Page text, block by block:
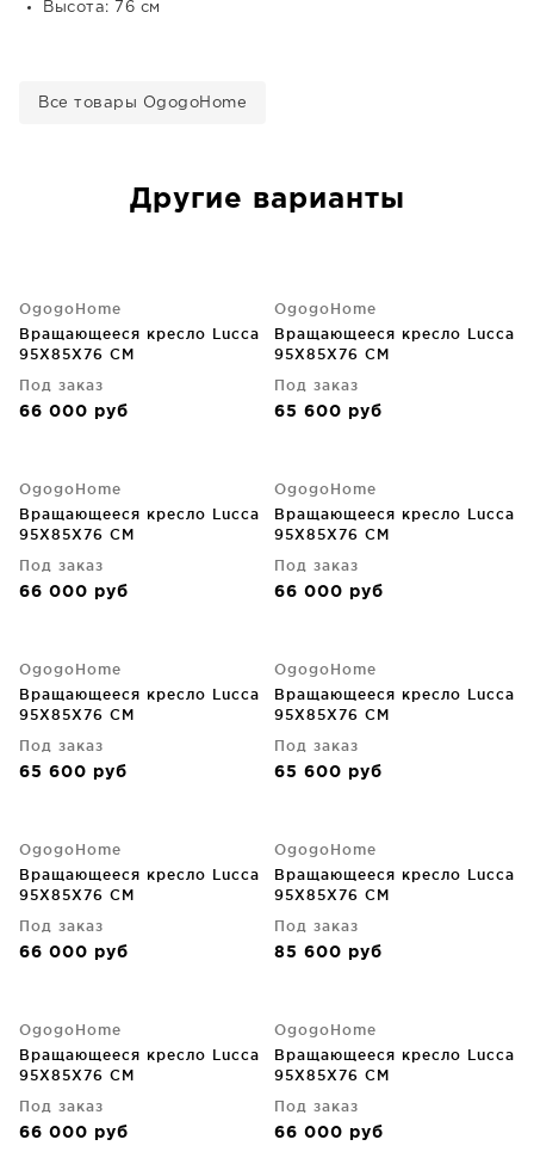
Высота: 76 см
Все товары OgogoHome
Другие варианты
OgogoHome
Вращающееся кресло Lucca
95X85X76 CM
Под заказ
66 000 руб
OgogoHome
Вращающееся кресло Lucca
95X85X76 CM
Под заказ
65 600 руб
OgogoHome
Вращающееся кресло Lucca
95X85X76 CM
Под заказ
66 000 руб
OgogoHome
Вращающееся кресло Lucca
95X85X76 CM
Под заказ
66 000 руб
OgogoHome
Вращающееся кресло Lucca
95X85X76 CM
Под заказ
65 600 руб
OgogoHome
Вращающееся кресло Lucca
95X85X76 CM
Под заказ
65 600 руб
OgogoHome
Вращающееся кресло Lucca
95X85X76 CM
Под заказ
66 000 руб
OgogoHome
Вращающееся кресло Lucca
95X85X76 CM
Под заказ
85 600 руб
OgogoHome
Вращающееся кресло Lucca
95X85X76 CM
Под заказ
66 000 руб
OgogoHome
Вращающееся кресло Lucca
95X85X76 CM
Под заказ
66 000 руб